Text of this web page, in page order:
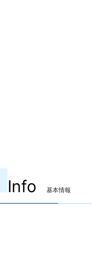
Info 基本情報